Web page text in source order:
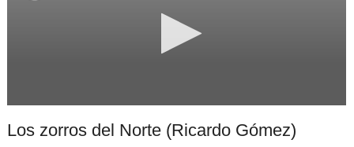
Los zorros del Norte (Ricardo Gómez)